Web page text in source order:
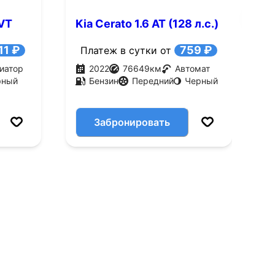
₽
Kia Cerato 1.6 AT (128 л.с.)
Платеж в сутки от 759 ₽
2022 76649км
Автомат
Бензин
Передний Черный
Забронировать